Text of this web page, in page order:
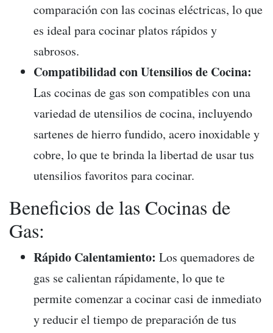
comparación con las cocinas eléctricas, lo que
es ideal para cocinar platos rápidos y
sabrosos.
Compatibilidad con Utensilios de Cocina:
Las cocinas de gas son compatibles con una
variedad de utensilios de cocina, incluyendo
sartenes de hierro fundido, acero inoxidable y
cobre, lo que te brinda la libertad de usar tus
utensilios favoritos para cocinar.
Beneficios de las Cocinas de
Gas:
Rápido Calentamiento: Los quemadores de
gas se calientan rápidamente, lo que te
permite comenzar a cocinar casi de inmediato
y reducir el tiempo de preparación de tus